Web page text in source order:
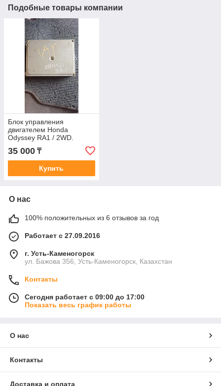
Подобные товары компании
Блок управления
двигателем Honda
Odyssey RA1 / 2WD.
37820-P1E-900.
35 000 ₸
Купить
О нас
100% положительных из 6 отзывов за год
Работает с 27.09.2016
г. Усть-Каменогорск
ул. Бажова 356, Усть-Каменогорск, Казахстан
Контакты
Сегодня работает с 09:00 до 17:00
Показать весь график работы
О нас
Контакты
Доставка и оплата